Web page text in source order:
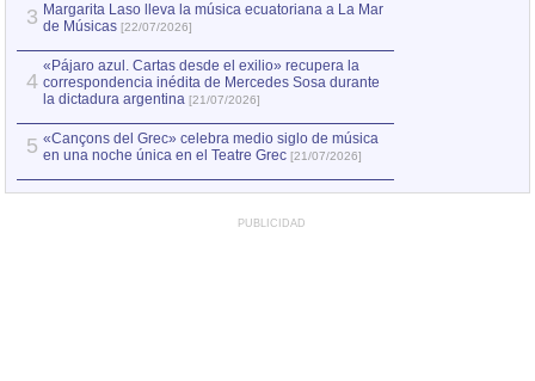
3 Margarita Laso lleva la música ecuatoriana a La Mar
de Músicas [22/07/2026]
4
«Pájaro azul. Cartas desde el exilio» recupera la
correspondencia inédita de Mercedes Sosa durante
la dictadura argentina [21/07/2026]
5 «Cançons del Grec» celebra medio siglo de música
en una noche única en el Teatre Grec [21/07/2026]
PUBLICIDAD